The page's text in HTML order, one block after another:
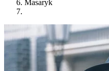
Masaryk